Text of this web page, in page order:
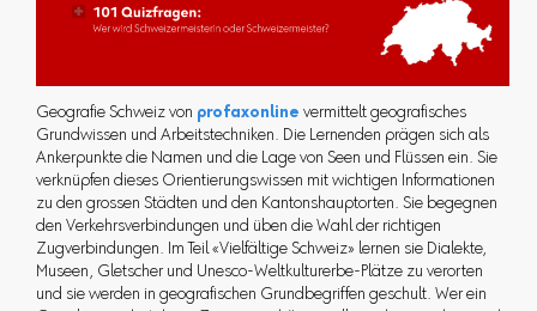
Geografie Schweiz von profaxonline vermittelt geografisches
Grundwissen und Arbeitstechniken. Die Lernenden prägen sich als
Ankerpunkte die Namen und die Lage von Seen und Flüssen ein. Sie
verknüpfen dieses Orientierungswissen mit wichtigen Informationen
zu den grossen Städten und den Kantonshauptorten. Sie begegnen
den Verkehrsverbindungen und üben die Wahl der richtigen
Zugverbindungen. Im Teil «Vielfältige Schweiz» lernen sie Dialekte,
Museen, Gletscher und Unesco-Weltkulturerbe-Plätze zu verorten
und sie werden in geografischen Grundbegriffen geschult. Wer ein